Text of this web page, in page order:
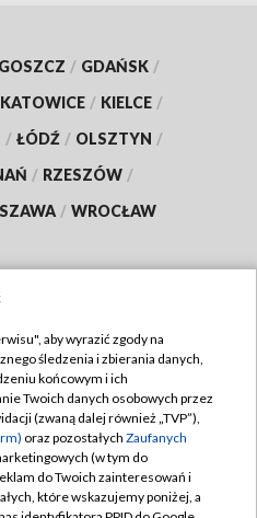
/ GDAŃSK /
KATOWICE / KIELCE /
/ ŁÓDŹ / OLSZTYN /
/ RZESZÓW /
/ WROCŁAW
TVP
TVP
prywatności
zgody
aby wyrazić zgody na
śledzenia i zbierania danych,
końcowym i ich
Twoich danych osobowych przez
(zwaną dalej również „TVP”),
oraz pozostałych Zaufanych
(w tym do
do Twoich zainteresowań i
które wskazujemy poniżej, a